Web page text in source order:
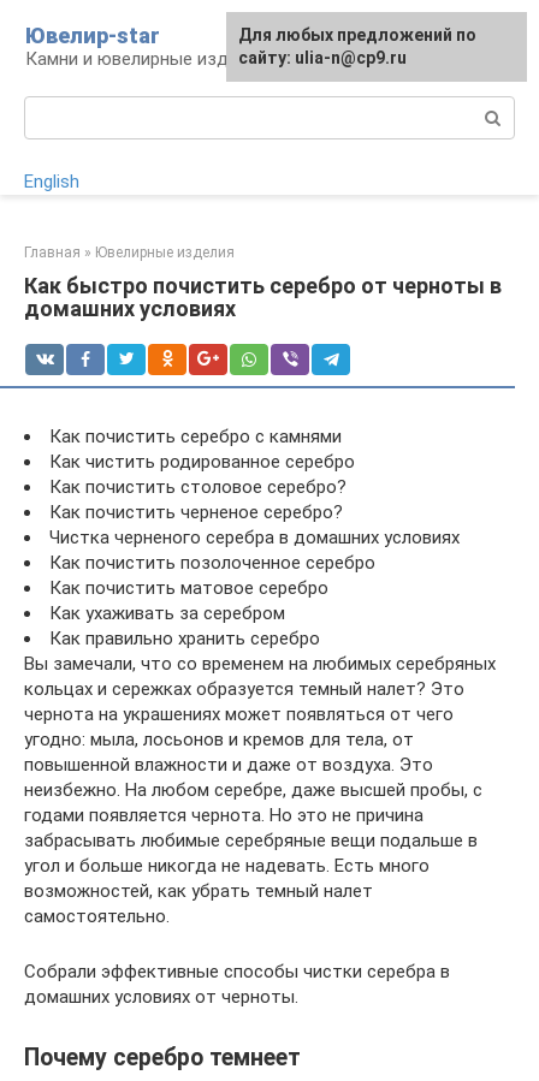
контенту
Ювелир-star
Камни и ювелирные изделия
English
Главная » Ювелирные изделия
Как быстро почистить серебро от черноты в
домашних условиях
Как почистить серебро с камнями
Как чистить родированное серебро
Как почистить столовое серебро?
Как почистить черненое серебро?
Чистка черненого серебра в домашних условиях
Как почистить позолоченное серебро
Как почистить матовое серебро
Как ухаживать за серебром
Как правильно хранить серебро
Вы замечали, что со временем на любимых серебряных
кольцах и сережках образуется темный налет? Это
чернота на украшениях может появляться от чего
угодно: мыла, лосьонов и кремов для тела, от
повышенной влажности и даже от воздуха. Это
неизбежно. На любом серебре, даже высшей пробы, с
годами появляется чернота. Но это не причина
забрасывать любимые серебряные вещи подальше в
угол и больше никогда не надевать. Есть много
возможностей, как убрать темный налет
самостоятельно.
Собрали эффективные способы чистки серебра в
домашних условиях от черноты.
Почему серебро темнеет
Для любых предложений по
сайту: ulia-n@cp9.ru